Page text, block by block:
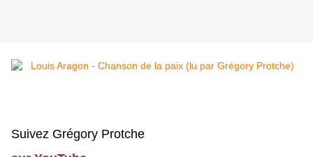
Suivez Grégory Protche